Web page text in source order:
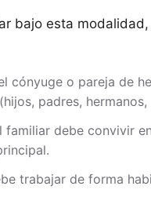
bajo esta
cónyuge o pareja de
padres,
familiar debe convivir
trabajar de forma